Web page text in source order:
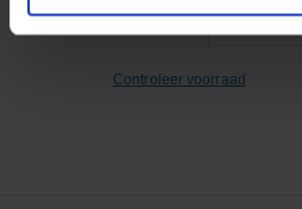
− Aantal
Controleer voorraad